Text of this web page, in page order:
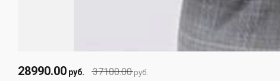
37100.00руб.
28990.00 руб.